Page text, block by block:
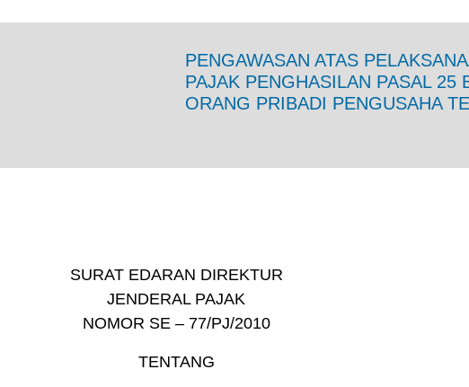
PENGAWASAN ATAS
PAJAK PENGHASILAN PASAL 25
ORANG PRIBADI PENGUSAHA
SURAT EDARAN DIREKTUR
JENDERAL PAJAK
NOMOR SE – 77/PJ/2010
TENTANG